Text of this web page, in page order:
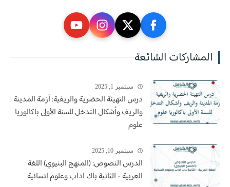
المشاركات الشائعة
سبتمبر 1, 2025
درس التهيئة الحضرية والريفية: أزمة المدينة
والريف وأشكال التدخل للسنة الأولى باكالوريا
علوم
سبتمبر 10, 2025
الدرس النصوص: (المنهج البنيوي) اللغة
العربية - الثانية باك اداب وعلوم انسانية